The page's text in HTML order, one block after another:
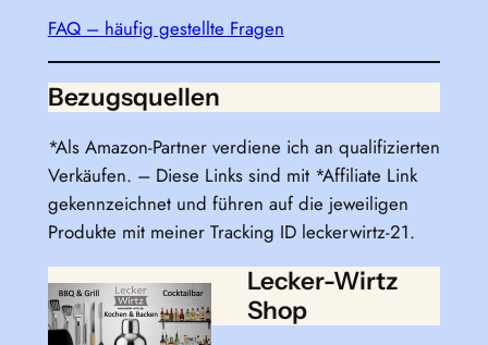
FAQ – häufig gestellte Fragen
Bezugsquellen
*Als Amazon-Partner verdiene ich an qualifizierten
Verkäufen. – Diese Links sind mit *Affiliate Link
gekennzeichnet und führen auf die jeweiligen
Produkte mit meiner Tracking ID leckerwirtz-21.
Lecker-Wirtz
Shop